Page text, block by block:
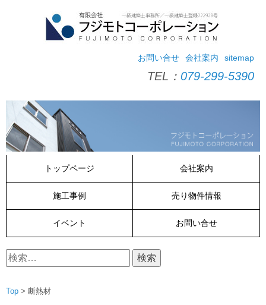
sitemap
会社案内
お問い合せ
TEL： 079-299-5390
トップページ 会社案内
施工事例 売り物件情報
イベント お問い合せ
検
索:
Top > 断熱材